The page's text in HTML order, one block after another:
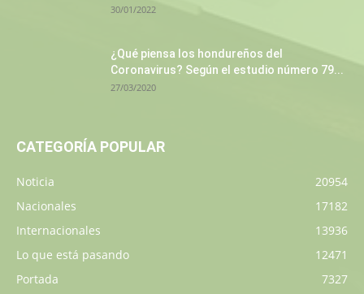
30/01/2022
¿Qué piensa los hondureños del
Coronavirus? Según el estudio número 79...
27/03/2020
CATEGORÍA POPULAR
Noticia
20954
Nacionales
17182
Internacionales
13936
Lo que está pasando
12471
Portada
7327